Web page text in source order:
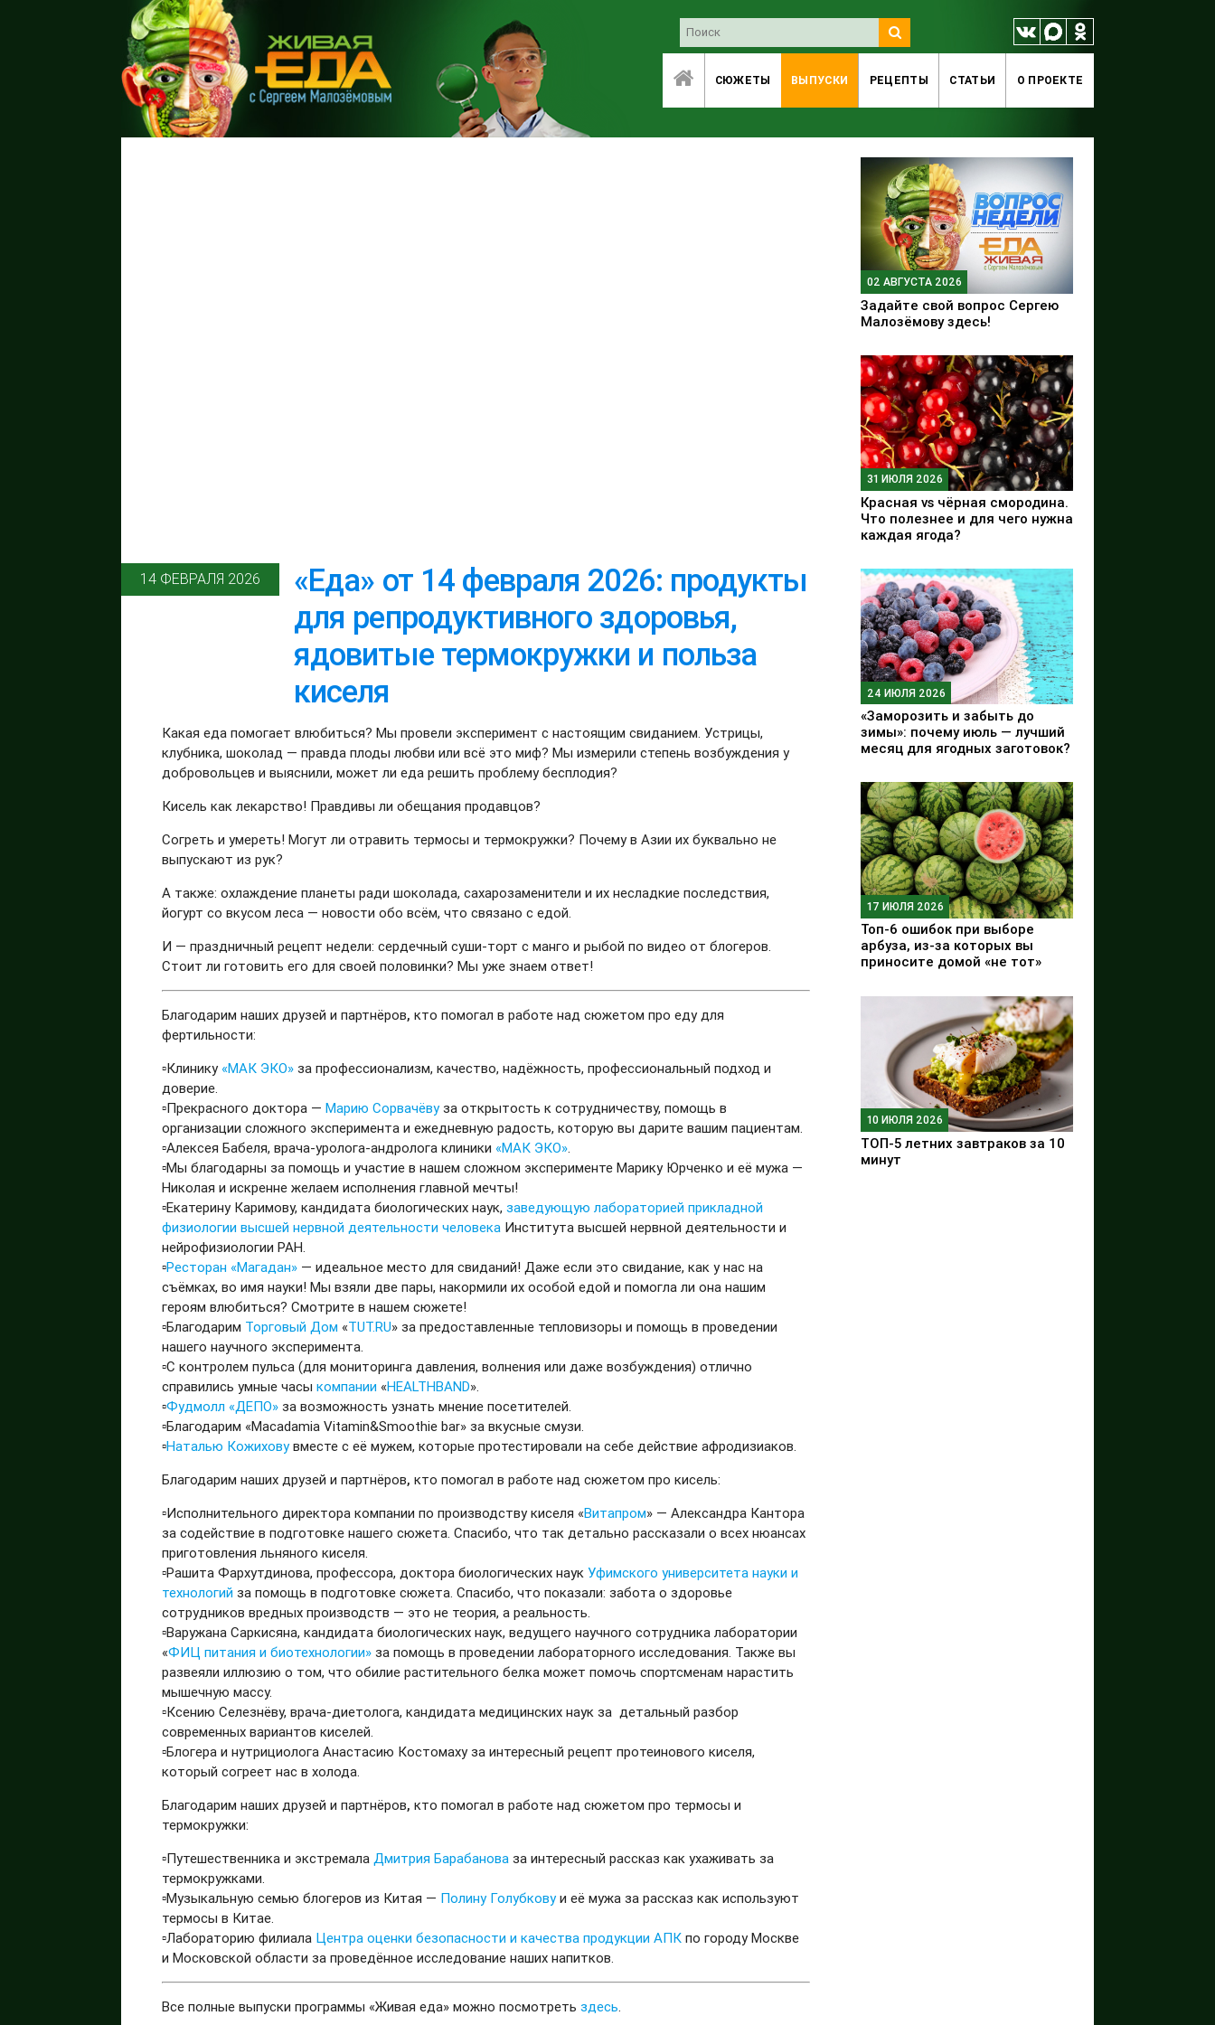
СЮЖЕТЫ ВЫПУСКИ РЕЦЕПТЫ СТАТЬИ O ПРОЕКТЕ
14 ФЕВРАЛЯ 2026
«Еда» от 14 февраля 2026: продукты
для репродуктивного здоровья,
ядовитые термокружки и польза
киселя
Какая еда помогает влюбиться? Мы провели эксперимент с настоящим свиданием. Устрицы,
клубника, шоколад — правда плоды любви или всё это миф? Мы измерили степень возбуждения у
добровольцев и выяснили, может ли еда решить проблему бесплодия?
Кисель как лекарство! Правдивы ли обещания продавцов?
Согреть и умереть! Могут ли отравить термосы и термокружки? Почему в Азии их буквально не
выпускают из рук?
А также: охлаждение планеты ради шоколада, сахарозаменители и их несладкие последствия,
йогурт со вкусом леса — новости обо всём, что связано с едой.
И — праздничный рецепт недели: сердечный суши-торт с манго и рыбой по видео от блогеров.
Стоит ли готовить его для своей половинки? Мы уже знаем ответ!
Благодарим наших друзей и партнёров,кто помогал в работе над сюжетом про еду для
фертильности:
▫️Клинику «МАК ЭКО» за профессионализм, качество, надёжность, профессиональный подход и
доверие.
▫️Прекрасного доктора —Марию Сорвачёвуза открытость к сотрудничеству, помощь в
организации сложного эксперимента и ежедневную радость, которую вы дарите вашим пациентам.
▫️Алексея Бабеля, врача-уролога-андролога клиники «МАК ЭКО»
▫️Мы благодарны за помощь и участие в нашем сложном эксперименте Марику Юрченко и её мужа —
Николая и искренне желаем исполнения главной мечты!
▫️Екатерину Каримову, кандидата биологических наук,заведующую лабораторией прикладной
физиологии высшей нервной деятельности человека Института высшей нервной деятельности и
нейрофизиологии РАН.
▫️Ресторан «Магадан» — идеальное место для свиданий! Даже если это свидание, как у нас на
съёмках, во имя науки! Мы взяли две пары, накормили их особой едой и помогла ли она нашим
героям влюбиться? Смотрите в нашем сюжете!
▫️Благодарим Торговый Дом «TUT.RU» за предоставленные тепловизоры и помощь в проведении
нашего научного эксперимента.
▫️С контролем пульса (для мониторинга давления, волнения или даже возбуждения) отлично
справились умные часыкомпании «HEALTHBAND».
▫️Фудмолл «ДЕПО» за возможность узнать мнение посетителей.
▫️Благодарим «Macadamia Vitamin&Smoothie bar» за вкусные смузи.
▫️Наталью Кожиховувместе с её мужем, которые протестировали на себе действие афродизиаков.
Благодарим наших друзей и партнёров,кто помогал в работе над сюжетом про кисель:
▫️Исполнительного директора компании по производству киселя «Витапром» — Александра Кантора
за содействие в подготовке нашего сюжета. Спасибо, что так детально рассказали о всех нюансах
приготовления льняного киселя.
▫️Рашита Фархутдинова, профессора, доктора биологических наукУфимского университета науки и
технологий за помощь в подготовке сюжета. Спасибо, что показали: забота о здоровье
сотрудников вредных производств — это не теория, а реальность.
▫️Варужана Саркисяна, кандидата биологических наук, ведущего научного сотрудника лаборатории
«ФИЦ питания и биотехнологии» за помощь в проведении лабораторного исследования. Также вы
развеяли иллюзию о том, что обилие растительного белка может помочь спортсменам нарастить
мышечную массу.
▫️Ксению Селезнёву, врача-диетолога, кандидата медицинских наук за детальный разбор
современных вариантов киселей.
▫️Блогера и нутрициолога Анастасию Костомаху за интересный рецепт протеинового киселя,
который согреет нас в холода.
Благодарим наших друзей и партнёров,кто помогал в работе над сюжетом про термосы и
термокружки:
▫️Путешественника и экстремала Дмитрия Барабанова за интересный рассказ как ухаживать за
термокружками.
▫️Музыкальную семью блогеров из Китая — Полину Голубковуи её мужа за рассказ как используют
термосы в Китае.
▫️Лабораторию филиала Центра оценки безопасности и качества продукции АПК по городу Москве
и Московской области за проведённое исследование наших напитков.
Все полные выпуски программы «Живая еда» можно посмотретьздесь
02 АВГУСТА 2026
Задайте свой вопрос Сергею
Малозёмову здесь!
31 ИЮЛЯ 2026
Красная vs чёрная смородина.
Что полезнее и для чего нужна
каждая ягода?
24 ИЮЛЯ 2026
«Заморозить и забыть до
зимы»: почему июль — лучший
месяц для ягодных заготовок?
17 ИЮЛЯ 2026
Топ-6 ошибок при выборе
арбуза, из-за которых вы
приносите домой «не тот»
10 ИЮЛЯ 2026
ТОП-5 летних завтраков за 10
минут